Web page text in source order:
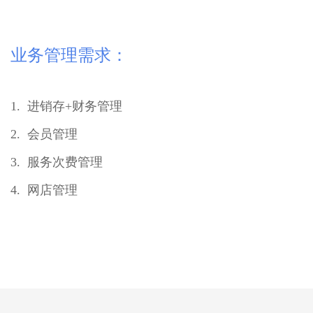
业务管理需求：
1. 进销存+财务管理
2. 会员管理
3. 服务次费管理
4. 网店管理